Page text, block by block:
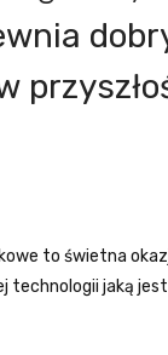
to świetna
technologii jaką